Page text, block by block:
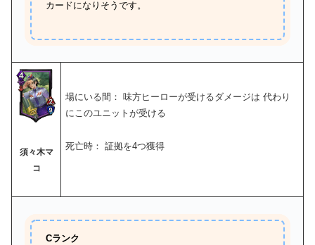
カードになりそうです。
須々木マ
コ
場にいる間： 味方ヒーローが受けるダメージは 代わり
にこのユニットが受ける
死亡時： 証拠を4つ獲得
Cランク